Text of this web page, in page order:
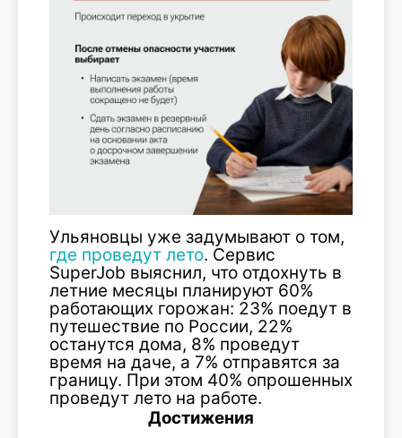
Ульяновцы уже задумывают о том,
где проведут лето. Сервис
SuperJob выяснил, что отдохнуть в
летние месяцы планируют 60%
работающих горожан: 23% поедут в
путешествие по России, 22%
останутся дома, 8% проведут
время на даче, а 7% отправятся за
границу. При этом 40% опрошенных
проведут лето на работе.
Достижения